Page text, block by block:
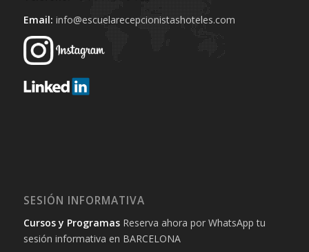
Email: info@escuelarecepcionistashoteles.com
SESIÓN INFORMATIVA
Cursos y ProgramasReserva ahora por WhatsApp tu
sesión informativa en BARCELONA